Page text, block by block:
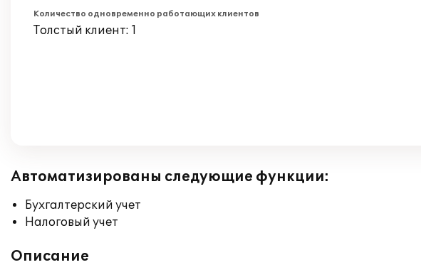
Количество одновременно работающих клиентов
Толстый клиент: 1
Автоматизированы следующие функции:
Бухгалтерский учет
Налоговый учет
Описание